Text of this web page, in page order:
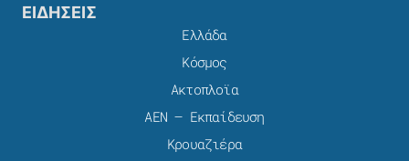
ΕΙΔΗΣΕΙΣ
Ελλάδα
Κόσμος
Ακτοπλοϊα
ΑΕΝ – Εκπαίδευση
Κρουαζιέρα